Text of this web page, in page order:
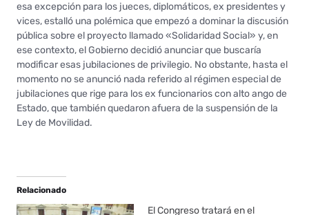
esa excepción para los jueces, diplomáticos, ex presidentes y
vices, estalló una polémica que empezó a dominar la discusión
pública sobre el proyecto llamado «Solidaridad Social» y, en
ese contexto, el Gobierno decidió anunciar que buscaría
modificar esas jubilaciones de privilegio. No obstante, hasta el
momento no se anunció nada referido al régimen especial de
jubilaciones que rige para los ex funcionarios con alto ango de
Estado, que también quedaron afuera de la suspensión de la
Ley de Movilidad.
Relacionado
El Congreso tratará en el